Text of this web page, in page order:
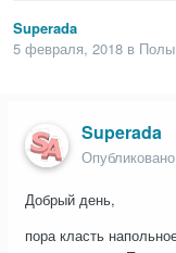
Superada
5 февраля, 2018 в Полы
Superada
Опубликовано
Добрый день,
пора класть